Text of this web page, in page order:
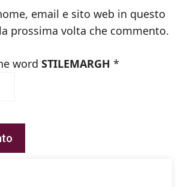
email e sito web in questo
prossima volta che commento.
word STILEMARGH *